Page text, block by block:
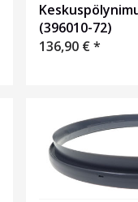
(396010-72)
136,90 €*